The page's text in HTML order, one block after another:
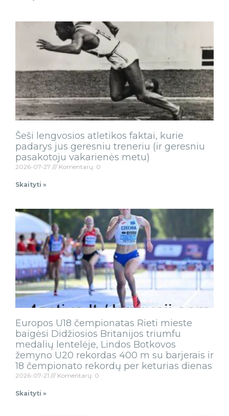
Šeši lengvosios atletikos faktai, kurie
padarys jus geresniu treneriu (ir geresniu
pasakotoju vakarienės metu)
2026-07-27 Komentarų: 0
Skaityti »
Europos U18 čempionatas Rieti mieste
baigėsi Didžiosios Britanijos triumfu
medalių lentelėje, Lindos Botkovos
žemyno U20 rekordas 400 m su barjerais ir
18 čempionato rekordų per keturias dienas
2026-07-21 Komentarų: 0
Skaityti »